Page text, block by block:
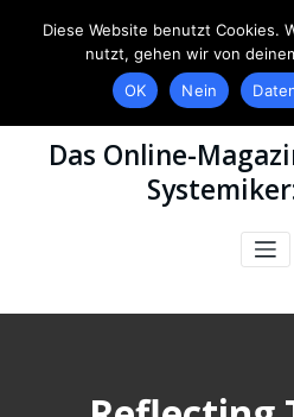
Das Online-
Diese Website benutzt Cookies.
nutzt, gehen wir von
OK
Nein